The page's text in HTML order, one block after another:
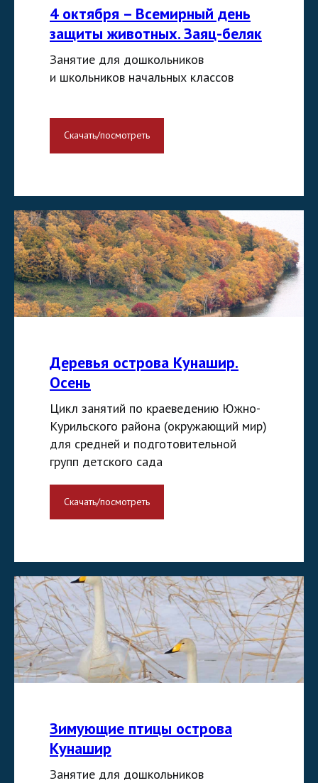
4 октября – Всемирный день
защиты животных. Заяц-беляк
Занятие для дошкольников
и школьников начальных классов
Скачать/посмотреть
Деревья острова Кунашир.
Осень
Цикл занятий по краеведению Южно-
Курильского района (окружающий мир)
для средней и подготовительной
групп детского сада
Скачать/посмотреть
Зимующие птицы острова
Кунашир
Занятие для дошкольников